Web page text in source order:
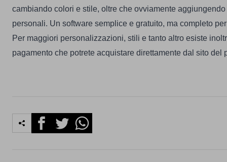
cambiando colori e stile, oltre che ovviamente
personali. Un software semplice e gratuito, ma completo
Per maggiori personalizzazioni, stili e tanto altro esiste
pagamento che potrete acquistare direttamente dal sito del
FacebookTwitterWhatsapp